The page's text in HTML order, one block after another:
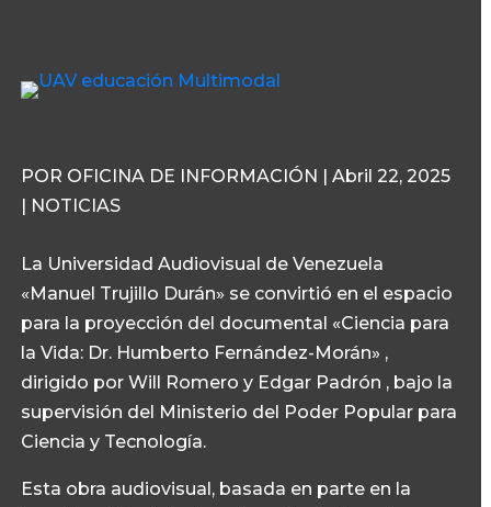
POR OFICINA DE INFORMACIÓN | Abril 22, 2025
| NOTICIAS
La Universidad Audiovisual de Venezuela
«Manuel Trujillo Durán» se convirtió en el espacio
para la proyección del documental «Ciencia para
la Vida: Dr. Humberto Fernández-Morán» ,
dirigido por Will Romero y Edgar Padrón , bajo la
supervisión del Ministerio del Poder Popular para
Ciencia y Tecnología.
Esta obra audiovisual, basada en parte en la